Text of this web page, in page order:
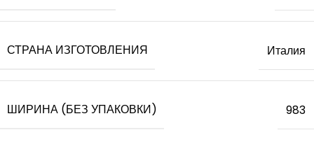
СТРАНА ИЗГОТОВЛЕНИЯ Италия
ШИРИНА (БЕЗ УПАКОВКИ) 983